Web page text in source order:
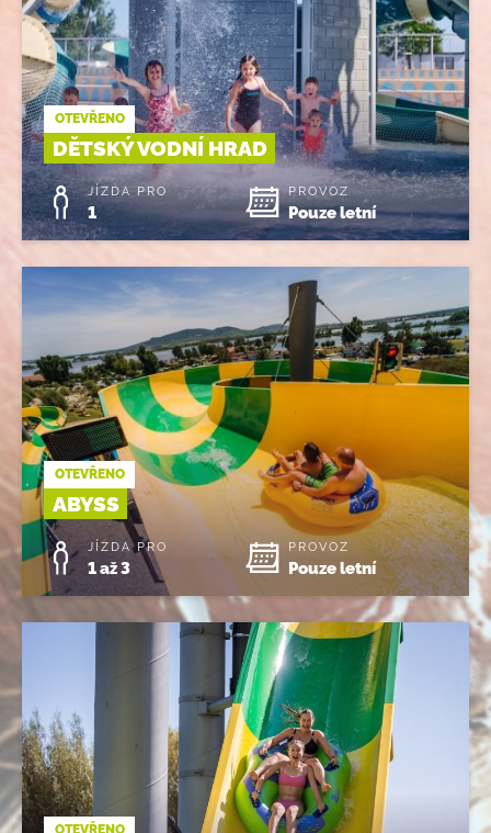
OTEVŘENO
DĚTSKÝ VODNÍ HRAD
JÍZDA PRO
1
PROVOZ
Pouze letní
OTEVŘENO
ABYSS
JÍZDA PRO
1 až 3
PROVOZ
Pouze letní
OTEVŘENO